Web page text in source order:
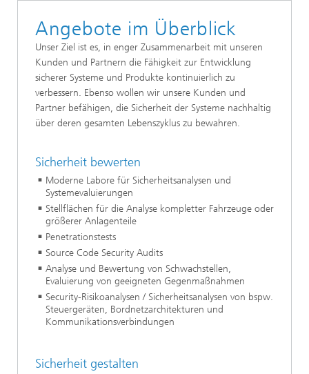
Angebote im Überblick
Unser Ziel ist es, in enger Zusammenarbeit mit unseren
Kunden und Partnern die Fähigkeit zur Entwicklung
sicherer Systeme und Produkte kontinuierlich zu
verbessern. Ebenso wollen wir unsere Kunden und
Partner befähigen, die Sicherheit der Systeme nachhaltig
über deren gesamten Lebenszyklus zu bewahren.
Sicherheit bewerten
Moderne Labore für Sicherheitsanalysen und
Systemevaluierungen
Stellflächen für die Analyse kompletter Fahrzeuge oder
größerer Anlagenteile
Penetrationstests
Source Code Security Audits
Analyse und Bewertung von Schwachstellen,
Evaluierung von geeigneten Gegenmaßnahmen
Security-Risikoanalysen / Sicherheitsanalysen von bspw.
Steuergeräten, Bordnetzarchitekturen und
Kommunikationsverbindungen
Sicherheit gestalten